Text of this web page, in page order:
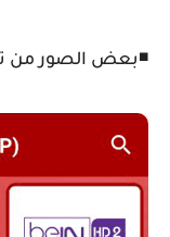
◾بعض الصور من